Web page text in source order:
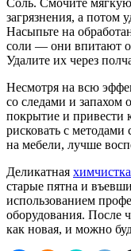
Соль. Смочите
загрязнения, а потом
Насыпьте на
соли — они впитают
Удалите их через
Несмотря на всю
со следами и запахом
покрытие и привести
рисковать с методами
на мебели, лучше
Деликатная
старые пятна и
использованием
оборудования. После
как новая, и можно